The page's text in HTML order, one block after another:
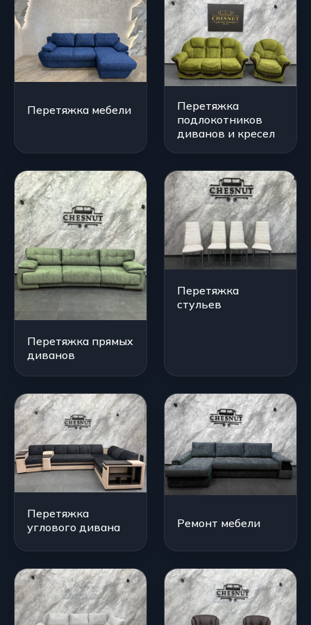
Перетяжка мебели
Перетяжка
подлокотников
диванов и кресел
Перетяжка прямых
диванов
Перетяжка
стульев
Перетяжка
углового дивана
Ремонт мебели